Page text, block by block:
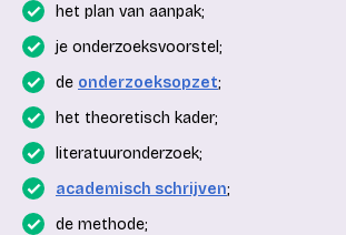
het plan van aanpak;
je onderzoeksvoorstel;
de onderzoeksopzet;
het theoretisch kader;
literatuuronderzoek;
academisch schrijven;
de methode;